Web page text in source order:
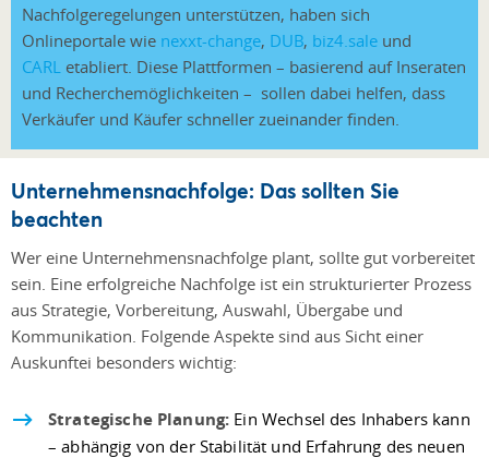
Nachfolgeregelungen unterstützen, haben sich
Onlineportale wie nexxt-change, DUB, biz4.sale und
CARL etabliert. Diese Plattformen – basierend auf Inseraten
und Recherchemöglichkeiten – sollen dabei helfen, dass
Verkäufer und Käufer schneller zueinander finden.
Unternehmensnachfolge: Das sollten Sie
beachten
Wer eine Unternehmensnachfolge plant, sollte gut vorbereitet
sein. Eine erfolgreiche Nachfolge ist ein strukturierter Prozess
aus Strategie, Vorbereitung, Auswahl, Übergabe und
Kommunikation. Folgende Aspekte sind aus Sicht einer
Auskunftei besonders wichtig:
Strategische Planung: Ein Wechsel des Inhabers kann
– abhängig von der Stabilität und Erfahrung des neuen